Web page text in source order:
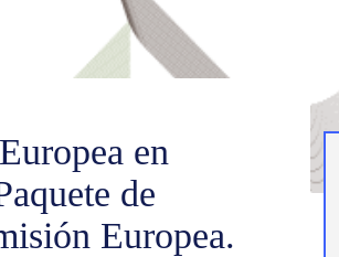
en
de
Europea.